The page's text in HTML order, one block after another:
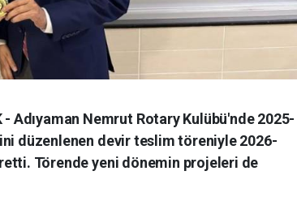
- Adıyaman Nemrut Rotary Kulübü'nde 2025-
düzenlenen devir teslim töreniyle 2026-
Törende yeni dönemin projeleri de